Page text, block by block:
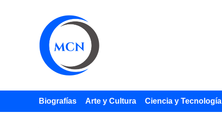
Biografías Arte y Cultura Ciencia y Tecnología